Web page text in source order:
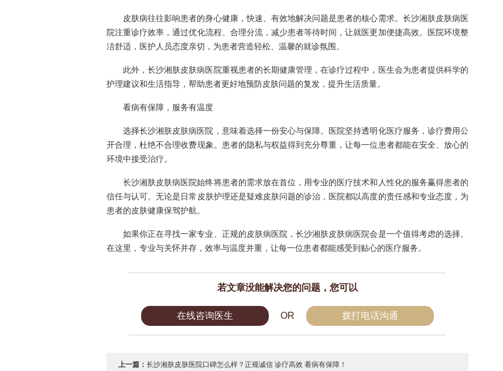
皮肤病往往影响患者的身心健康，快速、有效地解决问题是患者的核心需求。长沙湘肤皮肤病医
院注重诊疗效率，通过优化流程、合理分流，减少患者等待时间，让就医更加便捷高效。医院环境整
洁舒适，医护人员态度亲切，为患者营造轻松、温馨的就诊氛围。
此外，长沙湘肤皮肤病医院重视患者的长期健康管理，在诊疗过程中，医生会为患者提供科学的
护理建议和生活指导，帮助患者更好地预防皮肤问题的复发，提升生活质量。
看病有保障，服务有温度
选择长沙湘肤皮肤病医院，意味着选择一份安心与保障。医院坚持透明化医疗服务，诊疗费用公
开合理，杜绝不合理收费现象。患者的隐私与权益得到充分尊重，让每一位患者都能在安全、放心的
环境中接受治疗。
长沙湘肤皮肤病医院始终将患者的需求放在首位，用专业的医疗技术和人性化的服务赢得患者的
信任与认可。无论是日常皮肤护理还是疑难皮肤问题的诊治，医院都以高度的责任感和专业态度，为
患者的皮肤健康保驾护航。
如果你正在寻找一家专业、正规的皮肤病医院，长沙湘肤皮肤病医院会是一个值得考虑的选择。
在这里，专业与关怀并存，效率与温度并重，让每一位患者都能感受到贴心的医疗服务。
若文章没能解决您的问题，您可以
在线咨询医生 OR 拨打电话沟通
上一篇： 长沙湘肤皮肤医院口碑怎么样？正规诚信 诊疗高效 看病有保障！
长沙湘肤皮肤病医院医生，从事皮肤病临床工作多年，
拥有扎实的中西医结合治疗皮肤疑难...
[详细]